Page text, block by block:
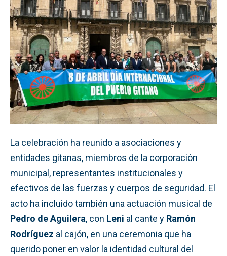
La celebración ha reunido a asociaciones y
entidades gitanas, miembros de la corporación
municipal, representantes institucionales y
efectivos de las fuerzas y cuerpos de seguridad. El
acto ha incluido también una actuación musical de
Pedro de Aguilera, con Leni al cante y Ramón
Rodríguez al cajón, en una ceremonia que ha
querido poner en valor la identidad cultural del